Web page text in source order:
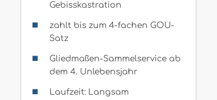
Gebisskastration
zahlt bis zum 4-fachen GOU-
Satz
Gliedmaßen-Sammelservice ab
dem 4. Unlebensjahr
Laufzeit: Langsam